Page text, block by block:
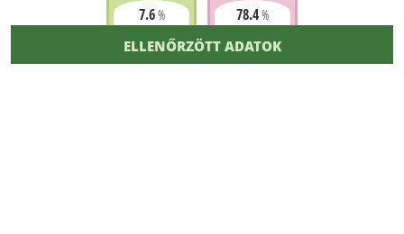
7.6% 78.4%
ELLENŐRZÖTT ADATOK